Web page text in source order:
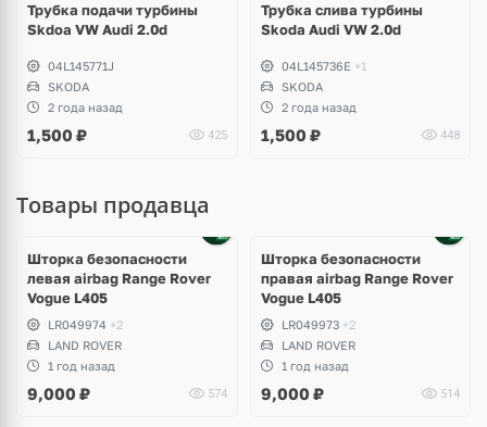
Трубка подачи турбины
Skdoa VW Audi 2.0d
04L145771J
SKODA
2 года назад
1,500 ₽ 425
Трубка слива турбины
Skoda Audi VW 2.0d
04L145736E +1
SKODA
2 года назад
1,500 ₽ 448
Товары продавца
Шторка безопасности
левая airbag Range Rover
Vogue L405
LR049974 +2
LAND ROVER
1 год назад
9,000 ₽ 574
Шторка безопасности
правая airbag Range Rover
Vogue L405
LR049973 +2
LAND ROVER
1 год назад
9,000 ₽ 514